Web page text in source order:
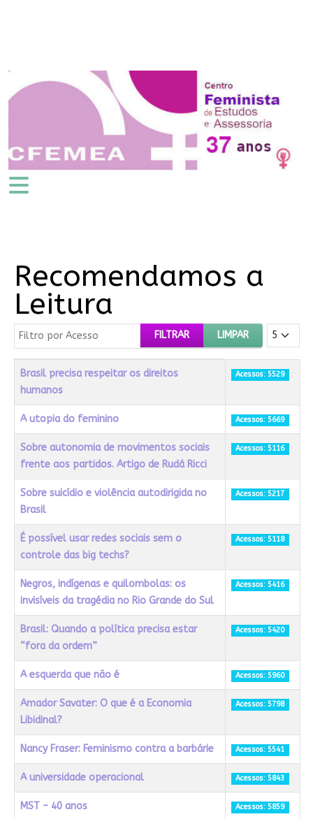
Recomendamos a
Leitura
Filtro por Acesso FILTRAR LIMPAR Mostrar #
Título Acessos
Brasil precisa respeitar os direitos
humanos
Acessos: 5529
A utopia do feminino Acessos: 5669
Sobre autonomia de movimentos sociais
frente aos partidos. Artigo de Rudá Ricci
Acessos: 5116
Sobre suicídio e violência autodirigida no
Brasil
Acessos: 5217
É possível usar redes sociais sem o
controle das big techs?
Acessos: 5118
Negros, indígenas e quilombolas: os
invisíveis da tragédia no Rio Grande do Sul
Acessos: 5416
Brasil: Quando a política precisa estar
“fora da ordem”
Acessos: 5420
A esquerda que não é Acessos: 5960
Amador Savater: O que é a Economia
Libidinal?
Acessos: 5798
Nancy Fraser: Feminismo contra a barbárie Acessos: 5541
A universidade operacional Acessos: 5843
MST – 40 anos Acessos: 5859